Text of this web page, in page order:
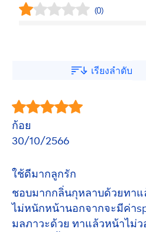
(0)
เรียงลำดับ
ก้อย
30/10/2566
ใช้ดีมากลูกรัก
ชอบมากกลิ่นกุหลาบด้วยทาแ
ไม่หนักหน้านอกจากจะมีค่า
มลภาวะด้วย ทาแล้วหน้าไม่